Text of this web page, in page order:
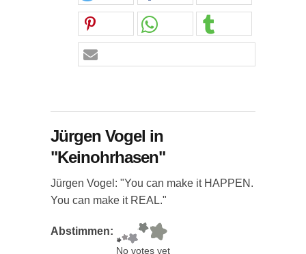
Jürgen Vogel in
"Keinohrhasen"
Jürgen Vogel: "You can make it HAPPEN.
You can make it REAL."
Abstimmen:
No votes yet